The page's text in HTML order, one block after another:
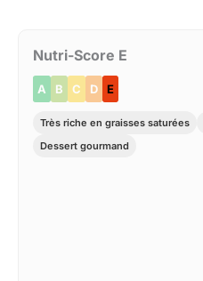
Nutri-Score E
A B C D E
Très riche en graisses saturées
Dessert gourmand